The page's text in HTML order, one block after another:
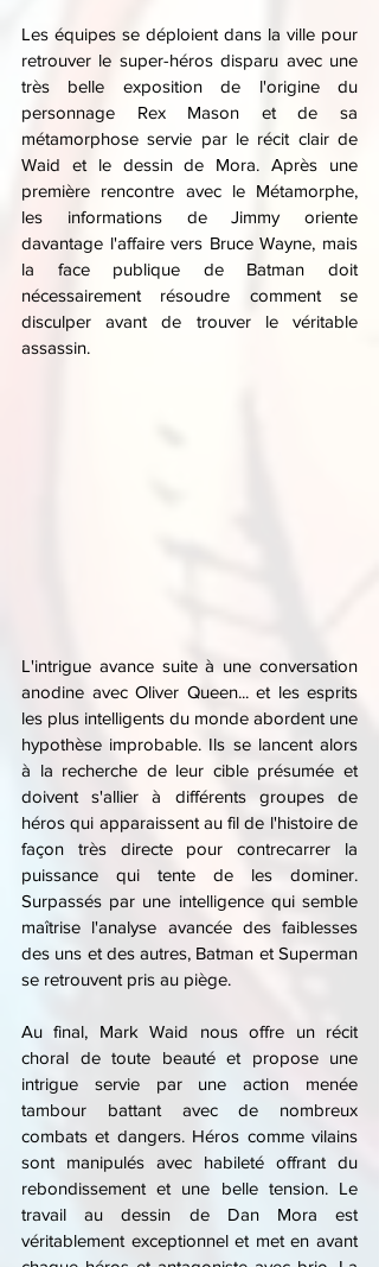
Les équipes se déploient dans la ville pour
retrouver le super-héros disparu avec une
très belle exposition de l'origine du
personnage Rex Mason et de sa
métamorphose servie par le récit clair de
Waid et le dessin de Mora. Après une
première rencontre avec le Métamorphe,
les informations de Jimmy oriente
davantage l'affaire vers Bruce Wayne, mais
la face publique de Batman doit
nécessairement résoudre comment se
disculper avant de trouver le véritable
assassin.
L'intrigue avance suite à une conversation
anodine avec Oliver Queen... et les esprits
les plus intelligents du monde abordent une
hypothèse improbable. Ils se lancent alors
à la recherche de leur cible présumée et
doivent s'allier à différents groupes de
héros qui apparaissent au fil de l'histoire de
façon très directe pour contrecarrer la
puissance qui tente de les dominer.
Surpassés par une intelligence qui semble
maîtrise l'analyse avancée des faiblesses
des uns et des autres, Batman et Superman
se retrouvent pris au piège.
Au final, Mark Waid nous offre un récit
choral de toute beauté et propose une
intrigue servie par une action menée
tambour battant avec de nombreux
combats et dangers. Héros comme vilains
sont manipulés avec habileté offrant du
rebondissement et une belle tension. Le
travail au dessin de Dan Mora est
véritablement exceptionnel et met en avant